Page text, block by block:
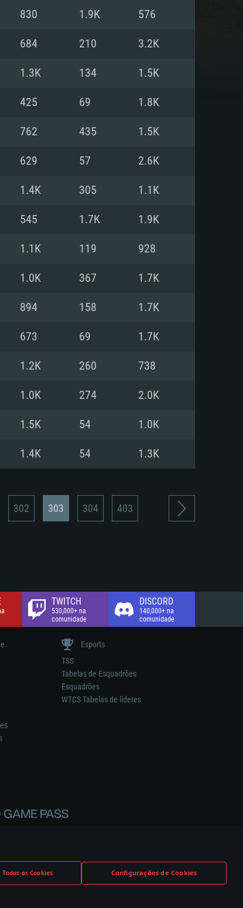
os Cookies Configurações de Cookies
DirectX 11 ou superior;
superior, Radeon RX 570
Xeon não suportado)
Vega II ou superior com
larga.
6 meses) / equivalentes
com os drivers mais
larga.
830 1.9K 576
684 210 3.2K
1.3K 134 1.5K
425 69 1.8K
762 435 1.5K
629 57 2.6K
1.4K 305 1.1K
545 1.7K 1.9K
1.1K 119 928
1.0K 367 1.7K
894 158 1.7K
673 69 1.7K
1.2K 260 738
1.0K 274 2.0K
1.5K 54 1.0K
1.4K 54 1.3K
302 303 304 403
TWITCH
530,000+ na
comunidade
DISCORD
140,000+ na
comunidade
Esports
TSS
Tabelas de Esquadrões
Esquadrões
WTCS Tabelas de líderes